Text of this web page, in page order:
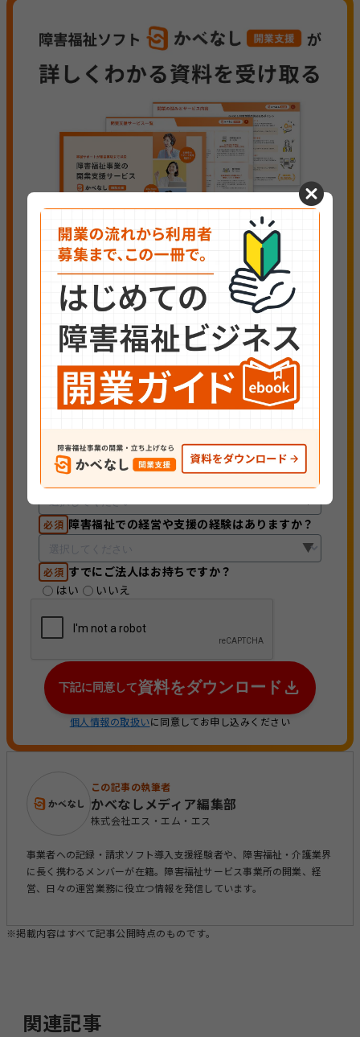
必須 電話番号
必須 メールアドレス
開業予定のサービス
就労支援A/B型・移行・定着・選択支援
障害児通所
（児発・放デイ）
相談支援
共同生活援助
（グループホーム） その他
必須 開業予定時期
必須 障害福祉での経営や支援の経験はありますか？
必須 すでにご法人はお持ちですか？
はい
いいえ
下記に同意して資料をダウンロード
個人情報の取扱いに同意してお申し込みください
この記事の執筆者
かべなしメディア編集部
株式会社エス・エム・エス
事業者への記録・請求ソフト導入支援経験者や、障害福祉・介護業界
に長く携わるメンバーが在籍。障害福祉サービス事業所の開業、経
営、日々の運営業務に役立つ情報を発信しています。
※掲載内容はすべて記事公開時点のものです。
関連記事
cancel